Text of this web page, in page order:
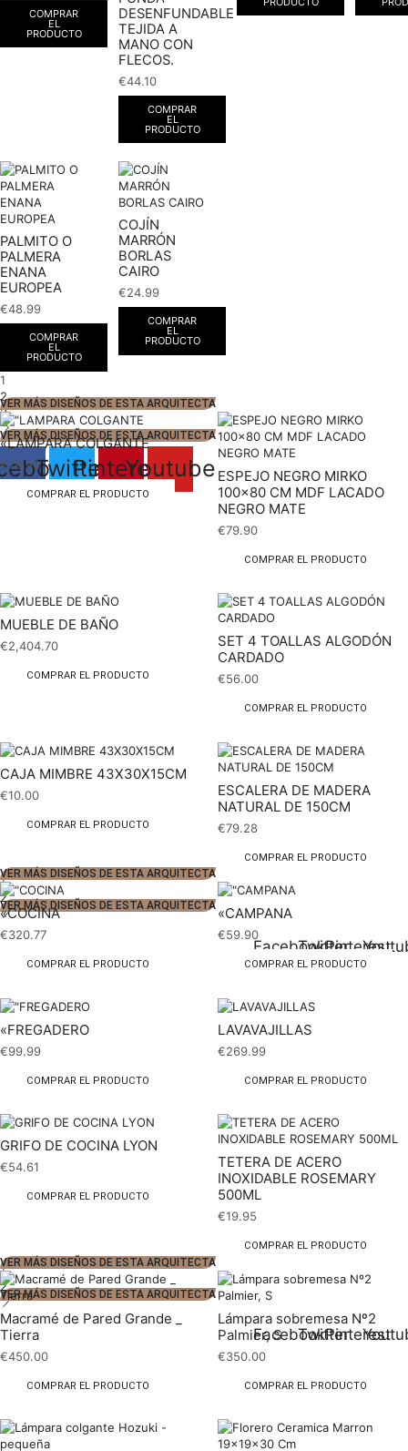
COMPRAR
EL
PRODUCTO
DESENFUNDABLE
TEJIDA A
MANO CON
FLECOS.
€44.10
COMPRAR
EL
PRODUCTO
PALMITO O
PALMERA
ENANA
EUROPEA
€48.99
COMPRAR
EL
PRODUCTO
COJÍN
MARRÓN
BORLAS
CAIRO
€24.99
COMPRAR
EL
PRODUCTO
1
2
3
TwitterPinterestYoutube
VER MÁS DISEÑOS DE ESTA ARQUITECTA
VER MÁS DISEÑOS DE ESTA ARQUITECTA
«LAMPARA COLGANTE
€79.90
COMPRAR EL PRODUCTO
ESPEJO NEGRO MIRKO
100×80 CM MDF LACADO
NEGRO MATE
€79.90
COMPRAR EL PRODUCTO
MUEBLE DE BAÑO
€2,404.70
COMPRAR EL PRODUCTO
SET 4 TOALLAS ALGODÓN
CARDADO
€56.00
COMPRAR EL PRODUCTO
CAJA MIMBRE 43X30X15CM
€10.00
COMPRAR EL PRODUCTO
ESCALERA DE MADERA
NATURAL DE 150CM
€79.28
COMPRAR EL PRODUCTO
1
2
FacebookTwitterPinterest
VER MÁS DISEÑOS DE ESTA ARQUITECTA
VER MÁS DISEÑOS DE ESTA ARQUITECTA
«COCINA
€320.77
COMPRAR EL PRODUCTO
«CAMPANA
€59.90
COMPRAR EL PRODUCTO
«FREGADERO
€99.99
COMPRAR EL PRODUCTO
LAVAVAJILLAS
€269.99
COMPRAR EL PRODUCTO
GRIFO DE COCINA LYON
€54.61
COMPRAR EL PRODUCTO
TETERA DE ACERO
INOXIDABLE ROSEMARY
500ML
€19.95
COMPRAR EL PRODUCTO
1
2
FacebookTwitterPinterest
VER MÁS DISEÑOS DE ESTA ARQUITECTA
VER MÁS DISEÑOS DE ESTA ARQUITECTA
Macramé de Pared Grande _
Tierra
€450.00
COMPRAR EL PRODUCTO
Lámpara sobremesa Nº2
Palmier, S
€350.00
COMPRAR EL PRODUCTO